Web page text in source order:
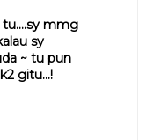
mmg
sy
~ tu pun
gitu...!